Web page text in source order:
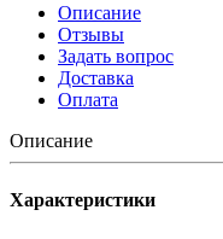
Описание
Отзывы
Задать вопрос
Доставка
Оплата
Описание
Характеристики